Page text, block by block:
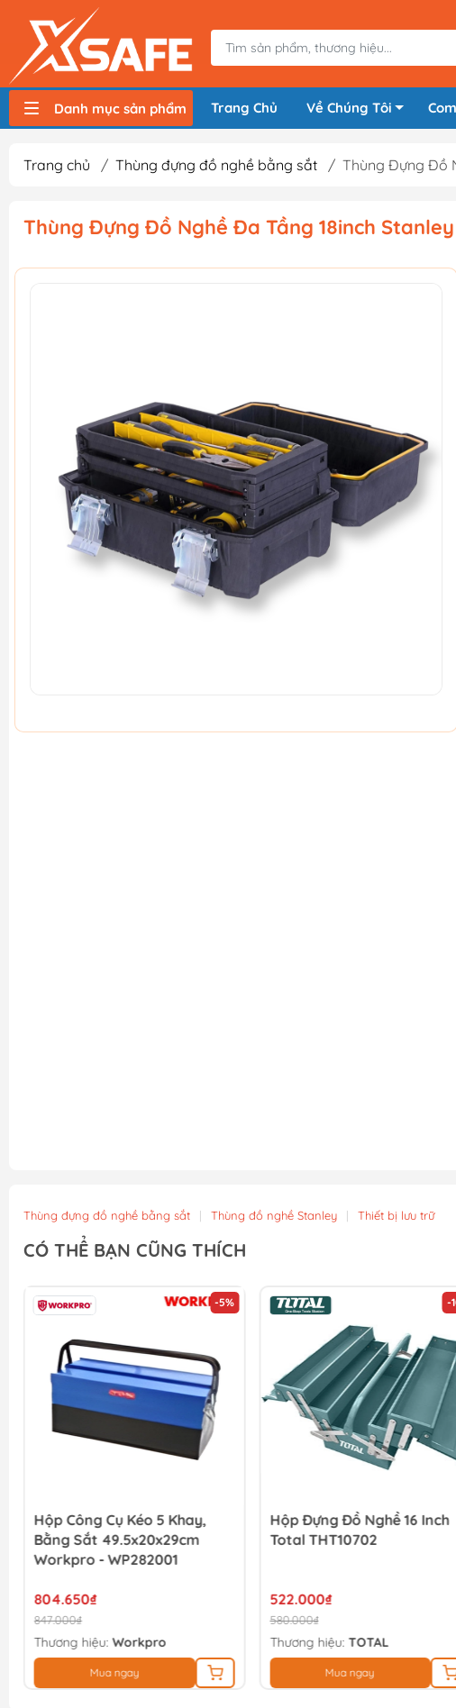
Danh mục sản phẩm Trang Chủ Về Chúng Tôi
Trang chủ / Thùng đựng đồ nghề bằng sắt / Thùng Đựng Đồ
Thùng Đựng Đồ Nghề Đa Tầng 18inch Stanley
Thùng đựng đồ nghề bằng sắt | Thùng đồ nghề Stanley | Thiết bị lưu trữ
CÓ THỂ BẠN CŨNG THÍCH
-5%
Hộp Công Cụ Kéo 5 Khay,
Bằng Sắt 49.5x20x29cm
Workpro - WP282001
804.650₫
847.000₫
Thương hiệu:Workpro
Mua ngay
-
Hộp Đựng Đồ Nghề 16 Inch
Total THT10702
522.000₫
580.000₫
Thương hiệu: TOTAL
Mua ngay